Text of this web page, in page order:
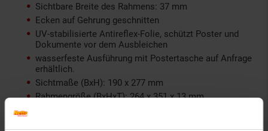
Sichtbare Breite des Rahmens: 37 mm
Ecken auf Gehrung geschnitten
UV-stabilisierte Antireflex-Folie, schützt Poster und
Dokumente vor dem Ausbleichen
wasserfeste Ausführung mit Postertasche auf Anfrage
erhältlich.
Sichtmaße (BxH): 190 x 277 mm
Rahmengröße (BxHxT): 264 x 351 x 13 mm